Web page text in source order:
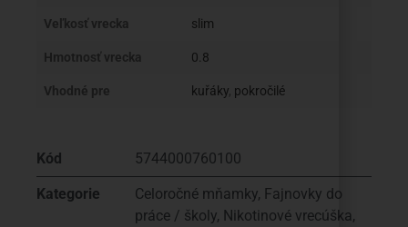
Veľkosť vrecka slim
Hmotnosť vrecka 0.8
Vhodné pre kuřáky, pokročilé
Kód 5744000760100
Kategorie Celoročné mňamky, Fajnovky do
práce / školy, Nikotinové vrecúška,